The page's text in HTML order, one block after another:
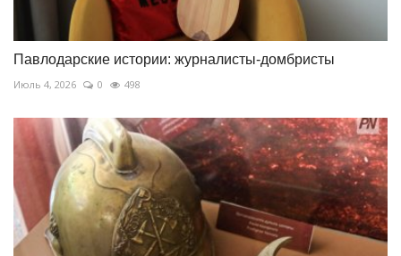
Павлодарские истории: журналисты-домбристы
Июль 4, 2026 0 498